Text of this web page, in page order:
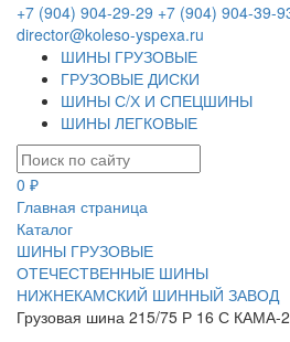
+7 (904) 904-29-29 +7 (904) 904-39-
director@koleso-yspexa.ru
ШИНЫ ГРУЗОВЫЕ
ГРУЗОВЫЕ ДИСКИ
ШИНЫ С/Х И СПЕЦШИНЫ
ШИНЫ ЛЕГКОВЫЕ
0 ₽
Главная страница
Каталог
ШИНЫ ГРУЗОВЫЕ
ОТЕЧЕСТВЕННЫЕ ШИНЫ
НИЖНЕКАМСКИЙ ШИННЫЙ ЗАВОД
Грузовая шина 215/75 Р 16 С КАМА-